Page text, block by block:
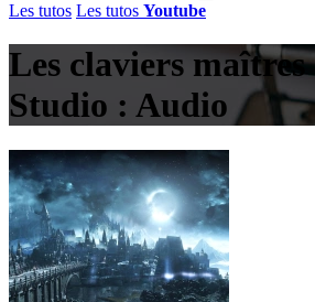
Les tutos Les tutos Youtube
Les claviers
Studio : Audio